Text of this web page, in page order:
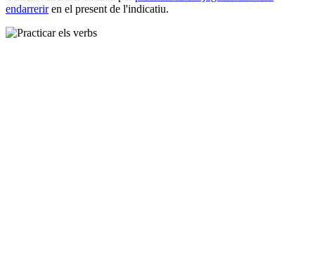
endarreriren el present de l'indicatiu.